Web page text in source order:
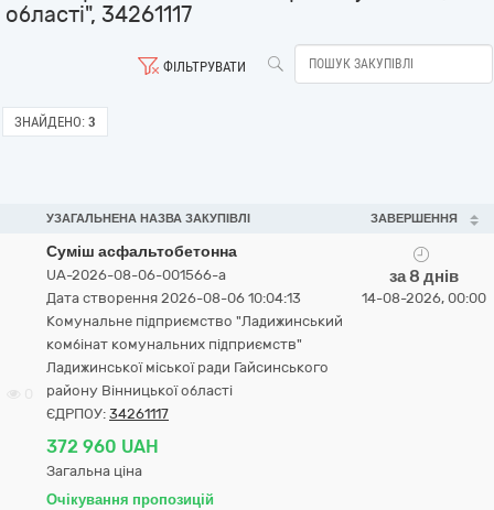
області", 34261117
ФІЛЬТРУВАТИ
ЗНАЙДЕНО: 3
УЗАГАЛЬНЕНА НАЗВА ЗАКУПІВЛІ ЗАВЕРШЕННЯ
Суміш асфальтобетонна
UA-2026-08-06-001566-a
Дата створення 2026-08-06 10:04:13
Комунальне підприємство "Ладижинський
комбінат комунальних підприємств"
Ладижинської міської ради Гайсинського
району Вінницької області
ЄДРПОУ: 34261117
372 960 UAH
Загальна ціна
Очікування пропозицій
за 8 днів
14-08-2026, 00:00